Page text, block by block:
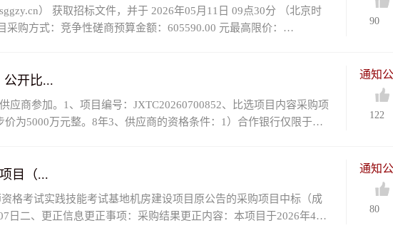
） 获取招标文件，并于 2026年05月11日 09点30分 （北京时
购方式：竞争性磋商预算金额：605590.00 元最高限价：
90
公开比...
商参加。1、项目编号：JXTC20260700852、比选项目内容采购项
为5000万元整。8年3、供应商的资格条件：1）合作银行仅限于：
通知
122
目（...
格考试实践技能考试基地机房建设项目原公告的采购项目中标（成
日二、更正信息更正事项：采购结果更正内容：本项目于2026年4月
通知
80